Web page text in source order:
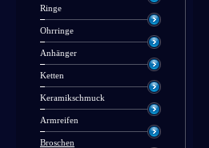
Ringe
Ohrringe
Anhänger
Ketten
Keramikschmuck
Armreifen
Broschen